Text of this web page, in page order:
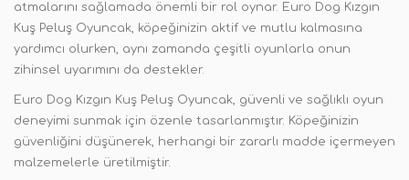
atmalarını sağlamada önemli bir rol oynar. Euro Dog Kızgın
Kuş Peluş Oyuncak, köpeğinizin aktif ve mutlu kalmasına
yardımcı olurken, aynı zamanda çeşitli oyunlarla onun
zihinsel uyarımını da destekler.
Euro Dog Kızgın Kuş Peluş Oyuncak, güvenli ve sağlıklı oyun
deneyimi sunmak için özenle tasarlanmıştır. Köpeğinizin
güvenliğini düşünerek, herhangi bir zararlı madde içermeyen
malzemelerle üretilmiştir.